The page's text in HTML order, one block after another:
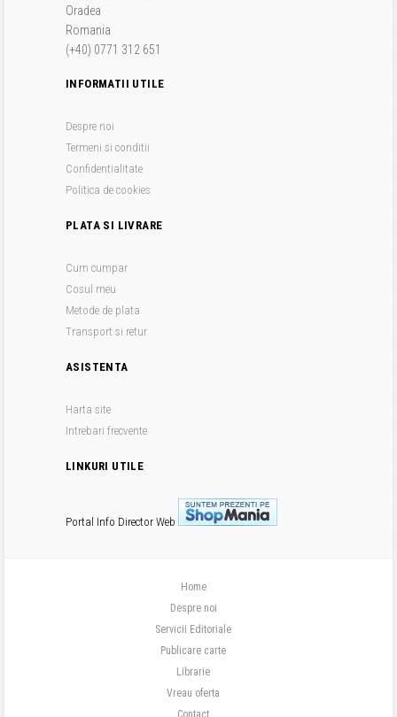
Oradea
Romania
(+40) 0771 312 651
INFORMATII UTILE
Despre noi
Termeni si conditii
Confidentialitate
Politica de cookies
PLATA SI LIVRARE
Cum cumpar
Cosul meu
Metode de plata
Transport si retur
ASISTENTA
Harta site
Intrebari frecvente
LINKURI UTILE
Portal Info Director Web
Home
Despre noi
Servicii Editoriale
Publicare carte
Librarie
Vreau oferta